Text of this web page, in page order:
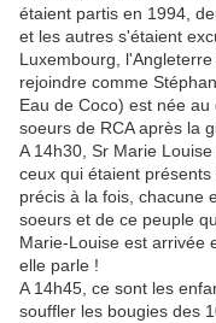
étaient partis en 1994,
et les autres s'étaient
Luxembourg,
rejoindre comme
Eau de Coco) est née
soeurs de RCA après la
A 14h30, Sr Marie
ceux qui étaient
précis à la fois, chacune
soeurs et de ce peuple
Marie-Louise est arrivée
elle parle !
A 14h45, ce sont les
souffler les bougies des